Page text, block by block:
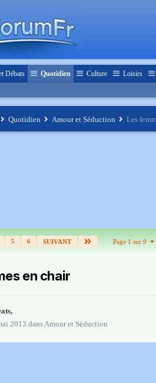
Débats Quotidien Culture Loisirs
Quotidien Amour et Séduction Les
5 6 SUIVANT Page 1 sur 9
en chair
,
2013 dansAmour et Séduction